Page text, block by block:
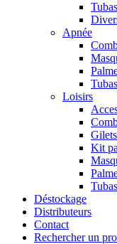
Tubas
Apnée
Tubas
Loisirs
Kit
Tubas
Déstockage
Distributeurs
Contact
Rechercher un